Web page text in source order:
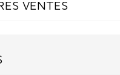
VENTES